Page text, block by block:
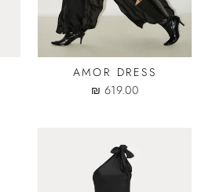
AMOR DRESS
619.00 ₪